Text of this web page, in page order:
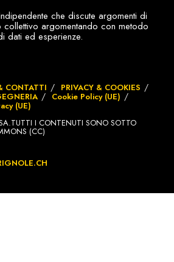
che discute argomenti di
argomentando con metodo
dati ed esperienze.
CONTATTI PRIVACY & COOKIES
Cookie Policy (UE)
(UE)
I CONTENUTI SONO SOTTO
(CC)